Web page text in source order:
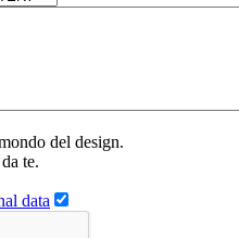
del design.
te.
data